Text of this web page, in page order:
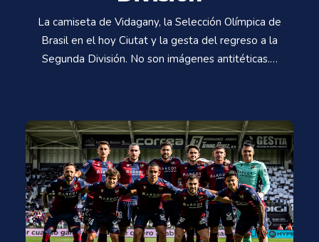
La camiseta de Vidagany, la Selección Olímpica de
Brasil en el hoy Ciutat y la gesta del regreso a la
Segunda División. No son imágenes antitéticas.…